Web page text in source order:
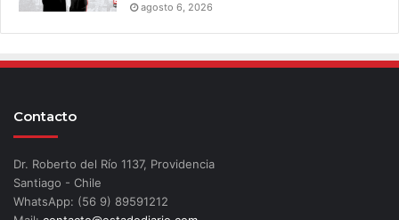
agosto 6, 2026
Contacto
Dr. Roberto del Río 1137, Providencia
Santiago - Chile
WhatsApp: (56 9) 89591212